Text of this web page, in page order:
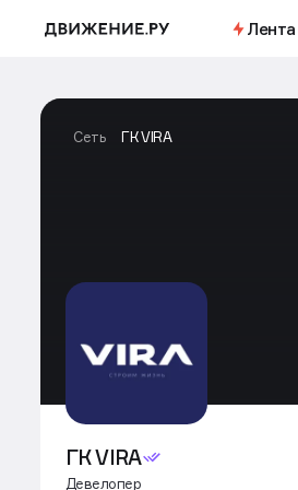
Лента
Сеть ГК VIRA
ГК VIRA
Девелопер